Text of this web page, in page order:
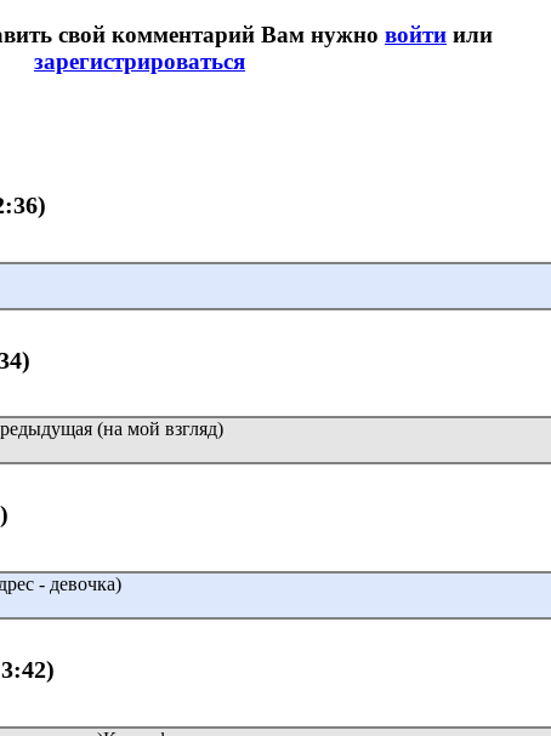
свой комментарий Вам нужно войти или
зарегистрироваться
(на мой взгляд)
- девочка)